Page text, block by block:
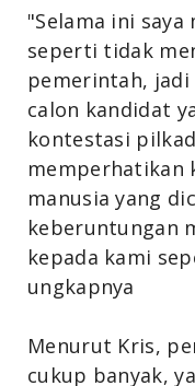
"Selama ini
seperti tidak
pemerintah, jadi
calon kandidat
kontestasi
memperhatikan
manusia yang
keberuntungan
kepada kami
ungkapnya
Menurut Kris,
cukup banyak,